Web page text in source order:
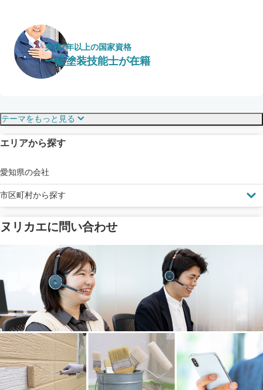
実績7年以上の国家資格
一級塗装技能士が在籍
塗料の​品質を​保証
メーカー保証
工事保険
見えにくい屋根も安心
ドローン診断
省エネ効果
断熱・遮熱塗料対応
雨漏り修繕
テーマをもっと見る
エリアから探す
愛知県の会社
市区町村から探す
ヌリカエに問い合わせ